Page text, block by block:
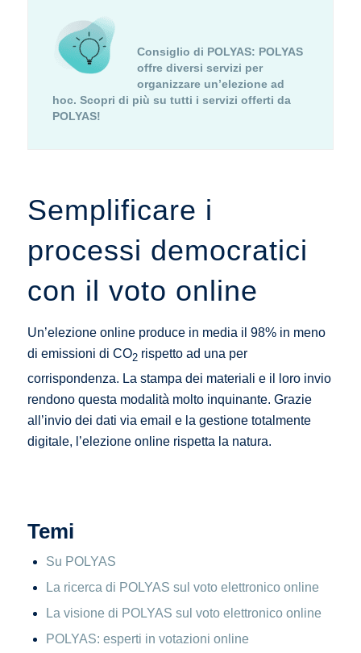
Consiglio di POLYAS: POLYAS
offre diversi servizi per
organizzare un’elezione ad
hoc. Scopri di più su tutti i servizi offerti da
POLYAS!
Semplificare i
processi democratici
con il voto online
Un’elezione online produce in media il 98% in meno
di emissioni di CO2rispetto ad una per
corrispondenza. La stampa dei materiali e il loro invio
rendono questa modalità molto inquinante. Grazie
all’invio dei dati via email e la gestione totalmente
digitale, l’elezione online rispetta la natura.
Temi
Su POLYAS
La ricerca di POLYAS sul voto elettronico online
La visione di POLYAS sul voto elettronico online
POLYAS: esperti in votazioni online